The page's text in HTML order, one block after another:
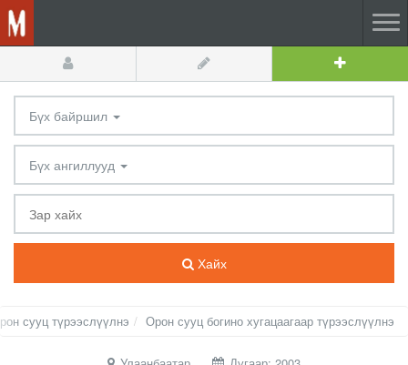
Бүх байршил
Бүх ангиллууд
Хайх
сууц түрээслүүлнэ Орон сууц богино хугацаагаар түрээслүүлнэ